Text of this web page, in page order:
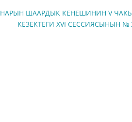
НАРЫН ШААРДЫК КЕҢЕШИНИН V
КЕЗЕКТЕГИ XVI СЕССИЯСЫНЫН